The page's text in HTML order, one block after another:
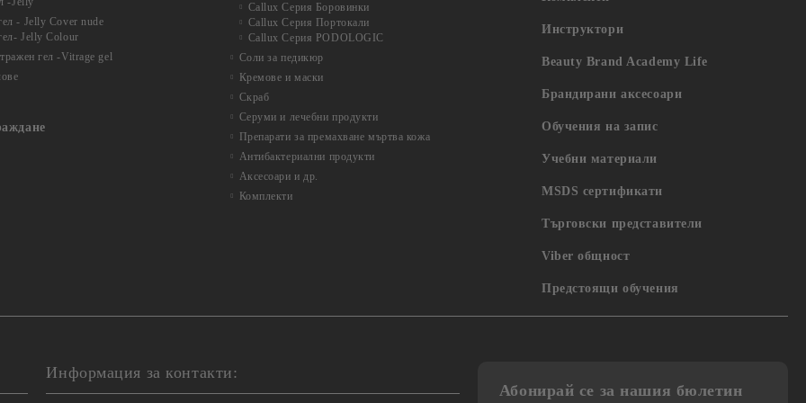
- Jelly Cover nude
Jelly Colour
гел -Vitrage gel
Callux Серия Боровинки
Callux Серия Портокали
Callux Серия PODOLOGIC
Соли за педикюр
Кремове и маски
Скраб
Серуми и лечебни продукти
Препарати за премахване мъртва кожа
Антибактериални продукти
Аксесоари и др.
Комплекти
Инструктори
Beauty Brand Academy Life
Брандирани аксесоари
Обучения на запис
Учебни материали
MSDS сертификати
Търговски представители
Viber общност
Предстоящи обучения
Информация за контакти:
Абонирай се за нашия бюлетин